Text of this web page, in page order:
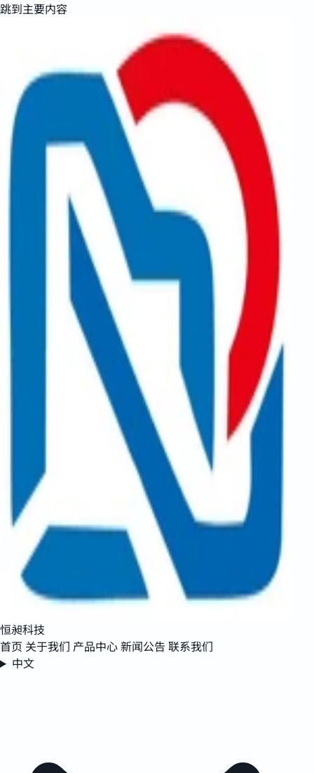
跳到主要内容
恒昶科技
首页 关于我们 产品中心新闻公告 联系我们
中文